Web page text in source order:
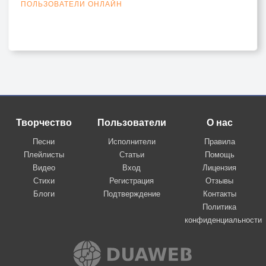
ПОЛЬЗОВАТЕЛИ ОНЛАЙН
Творчество
Песни
Плейлисты
Видео
Стихи
Блоги
Пользователи
Исполнители
Статьи
Вход
Регистрация
Подтверждение
О нас
Правила
Помощь
Лицензия
Отзывы
Контакты
Политика
конфиденциальности